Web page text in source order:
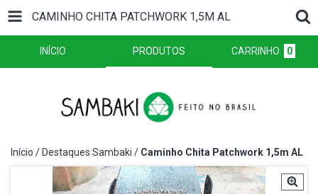
CAMINHO CHITA PATCHWORK 1,5M AL
INÍCIO PRODUTOS CARRINHO 0
Início / Destaques Sambaki / Caminho Chita Patchwork 1,5m AL